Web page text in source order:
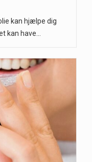
kan hjælpe dig
kan have…